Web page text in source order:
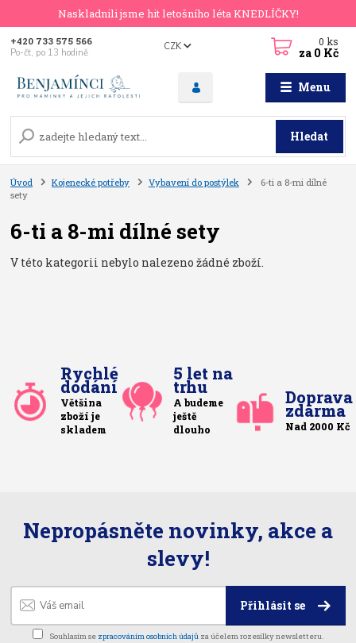
Naskladnili jsme hit letošního léta KNEDLÍČKY!
Menu
CZK
Hledat
+420 733 575 566
Po-čt, po 13 hodině
0ks
za 0 Kč
Úvod Kojenecké potřeby Vybavení do postýlek
6-ti a 8-mi dílné
sety
6-ti a 8-mi dílné sety
V této kategorii nebylo nalezeno žádné zboží.
Rychlé
dodání
Většina
zboží je
skladem
5 let na
trhu
A budeme
ještě
dlouho
Doprava
zdarma
Nad 2000 Kč
Nepropásněte novinky, akce a
slevy!
Přihlásit se
Souhlasím se zpracováním osobních údajů za účelem rozesílky newsletteru.